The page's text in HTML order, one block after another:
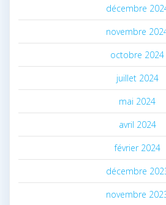
décembre
novembre
octobre 2024
juillet 2024
mai 2024
avril 2024
février 2024
décembre
novembre